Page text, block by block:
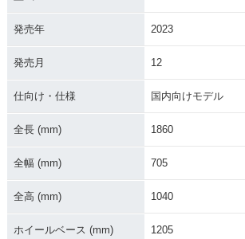
2019年 Super Cub
限定仕様
2019年 Super Cub
サリー・特別・限定
2012年 Super Cub
2010年 Super Cub
発売年 2023
発売月 12
仕向け・仕様 国内向けモデル
全長 (mm) 1860
全幅 (mm) 705
全高 (mm) 1040
ホイールベース (mm) 1205